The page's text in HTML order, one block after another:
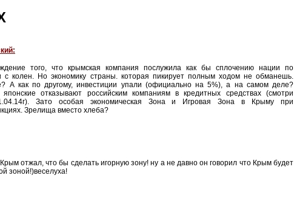
того, что крымская компания послужила как бы сплочению нации по
с колен. Но экономику страны. которая пикирует полным ходом не обманешь.
А как по другому, инвестиции упали (официально на 5%), а на самом деле?
отказывают российским компаниям в кредитных средствах (смотри
Зато особая экономическая Зона и Игровая Зона в Крыму при
Зрелища вместо хлеба?
отжал, что бы сделать игорную зону! ну а не давно он говорил что Крым будет
зоной!)веселуха!